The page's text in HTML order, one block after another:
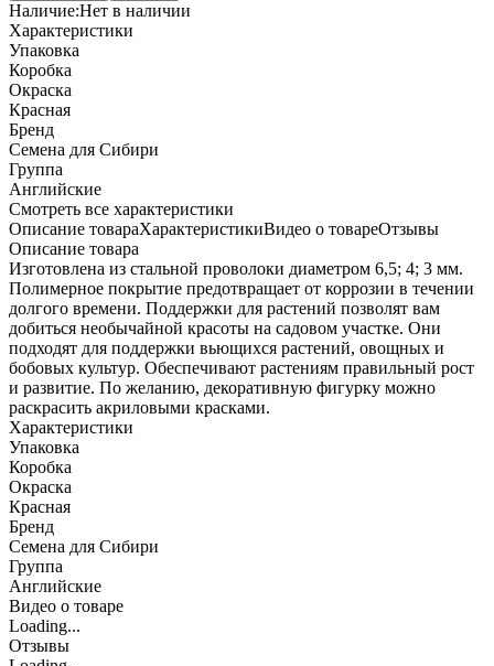
Наличие:Нет в наличии
Характеристики
Упаковка
Коробка
Окраска
Красная
Бренд
Семена для Сибири
Группа
Английские
Cмотреть все характеристики
Описание товараХарактеристикиВидео о товареОтзывы
Описание товара
Изготовлена из стальной проволоки диаметром 6,5; 4; 3 мм.
Полимерное покрытие предотвращает от коррозии в течении
долгого времени. Поддержки для растений позволят вам
добиться необычайной красоты на садовом участке. Они
подходят для поддержки вьющихся растений, овощных и
бобовых культур. Обеспечивают растениям правильный рост
и развитие. По желанию, декоративную фигурку можно
раскрасить акриловыми красками.
Характеристики
Упаковка
Коробка
Окраска
Красная
Бренд
Семена для Сибири
Группа
Английские
Видео о товаре
Loading...
Отзывы